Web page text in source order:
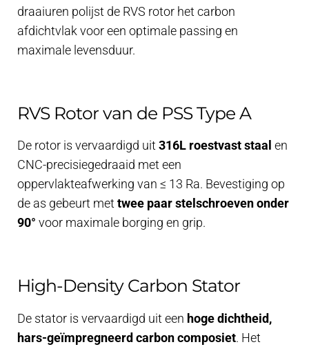
draaiuren polijst de RVS rotor het carbon
afdichtvlak voor een optimale passing en
maximale levensduur.
RVS Rotor van de PSS Type A
De rotor is vervaardigd uit 316L roestvast staal en
CNC-precisiegedraaid met een
oppervlakteafwerking van ≤ 13 Ra. Bevestiging op
de as gebeurt met twee paar stelschroeven onder
90° voor maximale borging en grip.
High-Density Carbon Stator
De stator is vervaardigd uit een hoge dichtheid,
hars-geïmpregneerd carbon composiet. Het